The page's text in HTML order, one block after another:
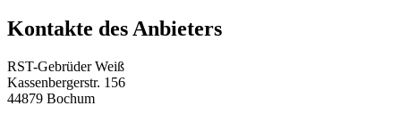
Kontakte des Anbieters
RST-Gebrüder Weiß
Kassenbergerstr. 156
44879 Bochum